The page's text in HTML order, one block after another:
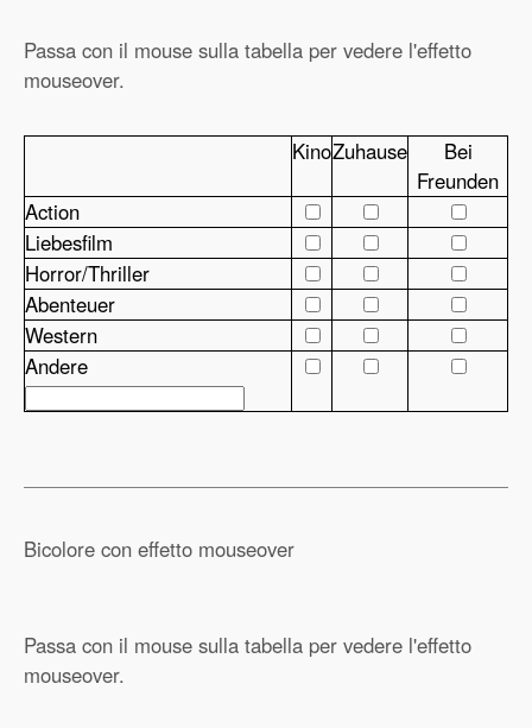
Passa con il mouse sulla tabella per vedere l'effetto
mouseover.
KinoZuhause
Bei
Freunden
Action
Liebesfilm
Horror/Thriller
Abenteuer
Western
Andere
Bicolore con effetto mouseover
Passa con il mouse sulla tabella per vedere l'effetto
mouseover.